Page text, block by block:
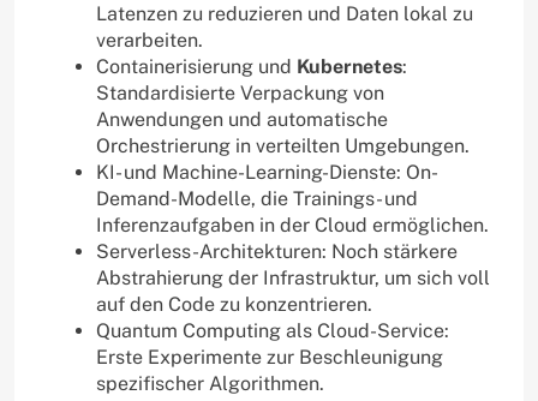
Latenzen zu reduzieren und Daten lokal zu
verarbeiten.
Containerisierung und Kubernetes:
Standardisierte Verpackung von
Anwendungen und automatische
Orchestrierung in verteilten Umgebungen.
KI- und Machine-Learning-Dienste: On-
Demand-Modelle, die Trainings- und
Inferenzaufgaben in der Cloud ermöglichen.
Serverless-Architekturen: Noch stärkere
Abstrahierung der Infrastruktur, um sich voll
auf den Code zu konzentrieren.
Quantum Computing als Cloud-Service:
Erste Experimente zur Beschleunigung
spezifischer Algorithmen.